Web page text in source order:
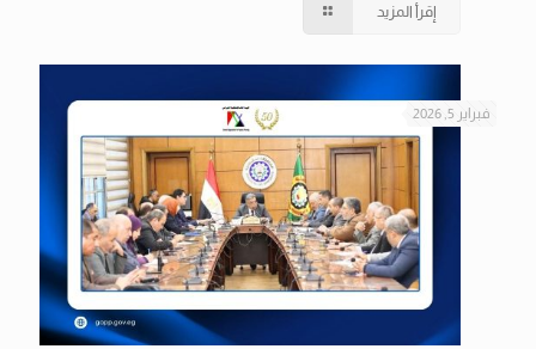
إقرأ المزيد
فبراير 5, 2026